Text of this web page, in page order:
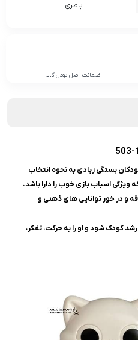
باطری
ضمانت اصل بودن کالا
بستگی زیادی به نحوه انتخاب
ویژگی اسباب بازی خوب را دارا باشد.
و در خور توانایی های ذهنی و
کودک شود و او را به حرکت، تفکر،